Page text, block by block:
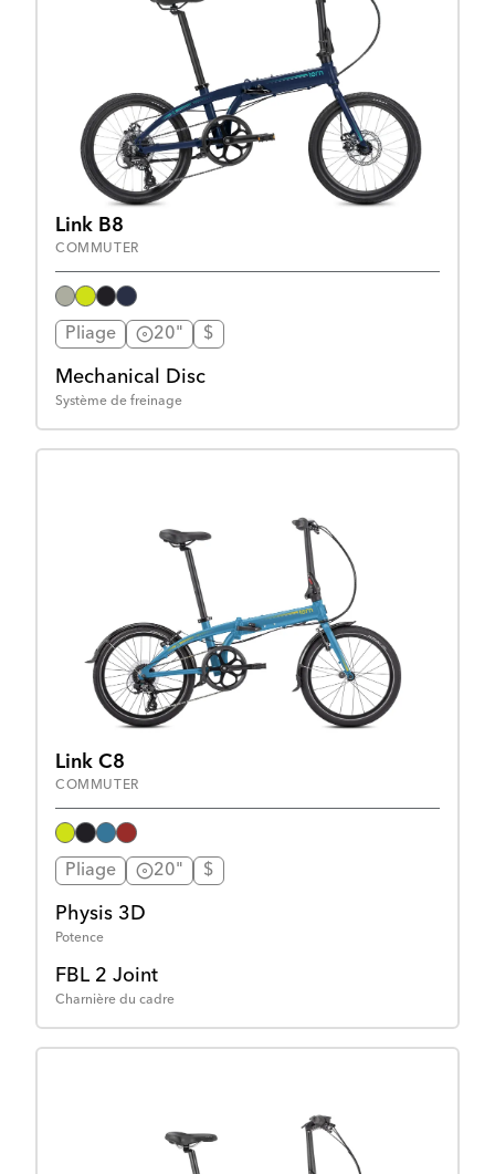
Link B8
COMMUTER
Pliage 20" $
Mechanical Disc
Système de freinage
Link C8
COMMUTER
Pliage 20" $
Physis 3D
Potence
FBL 2 Joint
Charnière du cadre